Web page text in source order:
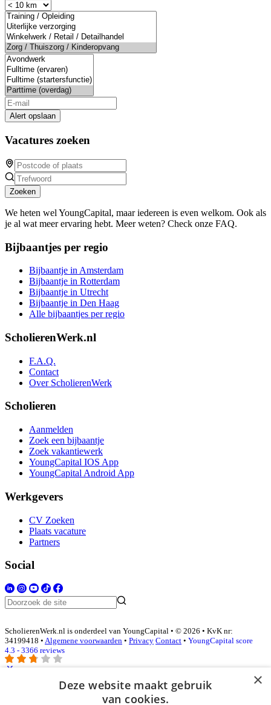
Alert opslaan
Vacatures zoeken
Zoeken
We heten wel YoungCapital, maar iedereen is even welkom. Ook als
je al wat meer ervaring hebt. Meer weten? Check onze FAQ.
Bijbaantjes per regio
Bijbaantje in Amsterdam
Bijbaantje in Rotterdam
Bijbaantje in Utrecht
Bijbaantje in Den Haag
Alle bijbaantjes per regio
ScholierenWerk.nl
F.A.Q.
Contact
Over ScholierenWerk
Scholieren
Aanmelden
Zoek een bijbaantje
Zoek vakantiewerk
YoungCapital IOS App
YoungCapital Android App
Werkgevers
CV Zoeken
Plaats vacature
Partners
Social
ScholierenWerk.nl is onderdeel van YoungCapital • © 2026 • KvK nr:
34199418 • Algemene voorwaarden • Privacy Contact • YoungCapital score
4.3 - 3366 reviews
Inloggen als bedrijf
×
Deze website maakt gebruik
van cookies.